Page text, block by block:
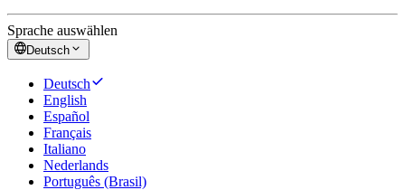
Sprache auswählen
Deutsch
Deutsch
English
Español
Français
Italiano
Nederlands
Português (Brasil)